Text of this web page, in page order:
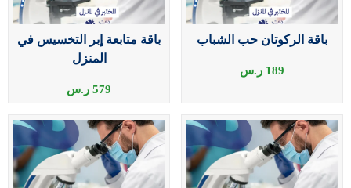
باقة الركوتان حب الشباب
189 ر.س
باقة متابعة إبر التخسيس في
المنزل
579 ر.س